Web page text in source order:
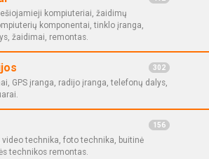
kompiuteriai, žaidimų
komponentai, tinklo įranga,
žaidimai, remontas.
302
GPS įranga, radijo įranga, telefonų dalys,
156
technika, foto technika, buitinė
technikos remontas.